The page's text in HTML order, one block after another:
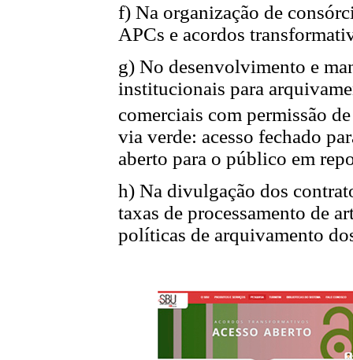
f) Na organização de
APCs e acordos
g) No desenvolvimento e
institucionais para
comerciais com permissão
via verde: acesso fechado
aberto para o público em
h) Na divulgação dos
taxas de processamento de
políticas de arquivamento